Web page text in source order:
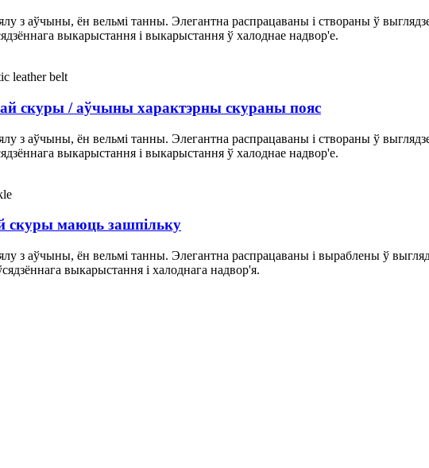
з аўчыны, ён вельмі танны. Элегантна распрацаваны і створаны ў
выкарыстання і выкарыстання ў халоднае надвор'е.
скуры / аўчыны характэрны скураны пояс
з аўчыны, ён вельмі танны. Элегантна распрацаваны і створаны ў
выкарыстання і выкарыстання ў халоднае надвор'е.
скуры маюць зашпільку
з аўчыны, ён вельмі танны. Элегантна распрацаваны і выраблены ў
выкарыстання і халоднага надвор'я.